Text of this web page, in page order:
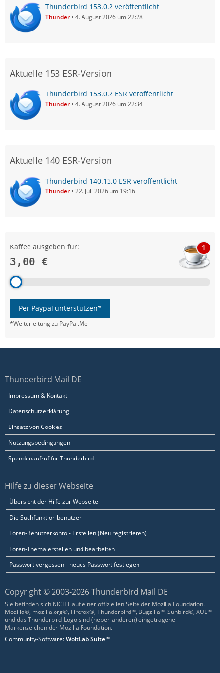
Thunderbird 153.0.2 veröffentlicht
Thunder 4. August 2026 um 22:28
Aktuelle 153 ESR-Version
Thunderbird 153.0.2 ESR veröffentlicht
Thunder 4. August 2026 um 22:34
Aktuelle 140 ESR-Version
Thunderbird 140.13.0 ESR veröffentlicht
Thunder 22. Juli 2026 um 19:16
Kaffee ausgeben für:
3,00 €
1
Per Paypal unterstützen*
*Weiterleitung zu PayPal.Me
Thunderbird Mail DE
Impressum & Kontakt
Datenschutzerklärung
Einsatz von Cookies
Nutzungsbedingungen
Spendenaufruf für Thunderbird
Hilfe zu dieser Webseite
Übersicht der Hilfe zur Webseite
Die Suchfunktion benutzen
Foren-Benutzerkonto - Erstellen (Neu registrieren)
Foren-Thema erstellen und bearbeiten
Passwort vergessen - neues Passwort festlegen
Copyright © 2003-2026 Thunderbird Mail DE
Sie befinden sich NICHT auf einer offiziellen Seite der Mozilla Foundation.
Mozilla®, mozilla.org®, Firefox®, Thunderbird™, Bugzilla™, Sunbird®, XUL™
und das Thunderbird-Logo sind (neben anderen) eingetragene
Markenzeichen der Mozilla Foundation.
Community-Software:WoltLab Suite™